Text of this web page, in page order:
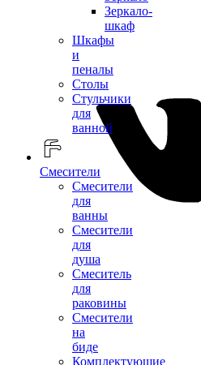
Зеркало-
шкаф
Шкафы
и
пеналы
Столы
Стульчики
для
ванной
Смесители
Смесители
для
ванны
Смесители
для
душа
Смеситель
для
раковины
Смесители
на
биде
Комплектующие